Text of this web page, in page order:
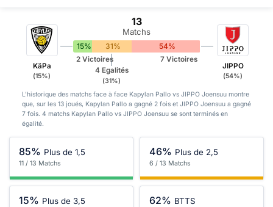
KäPa
(15%)
13
Matchs
15% 31% 54%
2 Victoires
4 Egalités
(31%)
7 Victoires
JIPPO
(54%)
L'historique des matchs face à face Kapylan Pallo vs JIPPO Joensuu montre
que, sur les 13 joués, Kapylan Pallo a gagné 2 fois et JIPPO Joensuu a gagné
7 fois. 4 matchs Kapylan Pallo vs JIPPO Joensuu se sont terminés en
égalité.
85% Plus de 1,5
11 / 13 Matchs
46% Plus de 2,5
6 / 13 Matchs
15% Plus de 3,5 62% BTTS